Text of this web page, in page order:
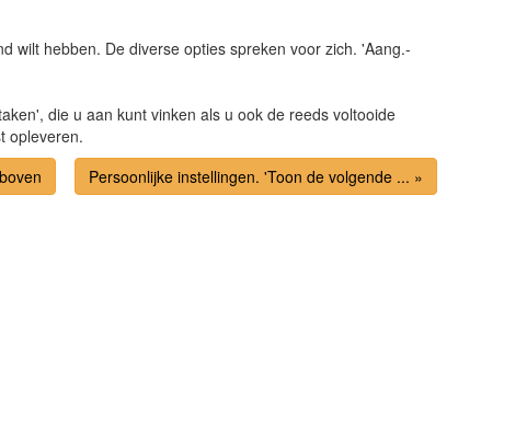
wilt hebben. De diverse opties spreken voor zich. 'Aang.-
die u aan kunt vinken als u ook de reeds voltooide
opleveren.
Persoonlijke instellingen. 'Toon de volgende ... »